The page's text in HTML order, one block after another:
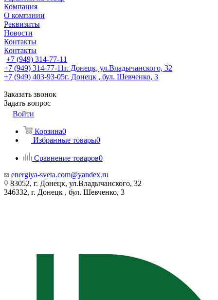
Компания
О компании
Реквизиты
Новости
Контакты
Контакты
+7 (949) 314-77-11
+7 (949) 314-77-11г. Донецк, ул.Владычанского, 32
+7 (949) 403-93-05г. Донецк , бул. Шевченко, 3
Заказать звонок
Задать вопрос
Войти
Корзина0
Избранные товары0
Сравнение товаров0
energiya-sveta.com@yandex.ru
83052, г. Донецк, ул.Владычанского, 32
346332, г. Донецк , бул. Шевченко, 3